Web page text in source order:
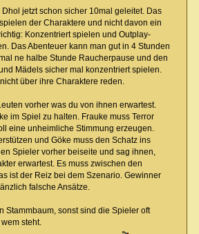
jetzt schon sicher 10mal geleitet. Das
der Charaktere und nicht davon ein
Konzentriert spielen und Outplay-
Das Abenteuer kann man gut in 4 Stunden
ne halbe Stunde Raucherpause und den
Mädels sicher mal konzentriert spielen.
über ihre Charaktere reden.
vorher was du von ihnen erwartest.
im Spiel zu halten. Frauke muss Terror
eine unheimliche Stimmung erzeugen.
und Göke muss den Schatz ins
Spieler vorher beiseite und sag ihnen,
erwartest. Es muss zwischen den
ist der Reiz bei dem Szenario. Gewinner
falsche Ansätze.
Stammbaum, sonst sind die Spieler oft
steht.